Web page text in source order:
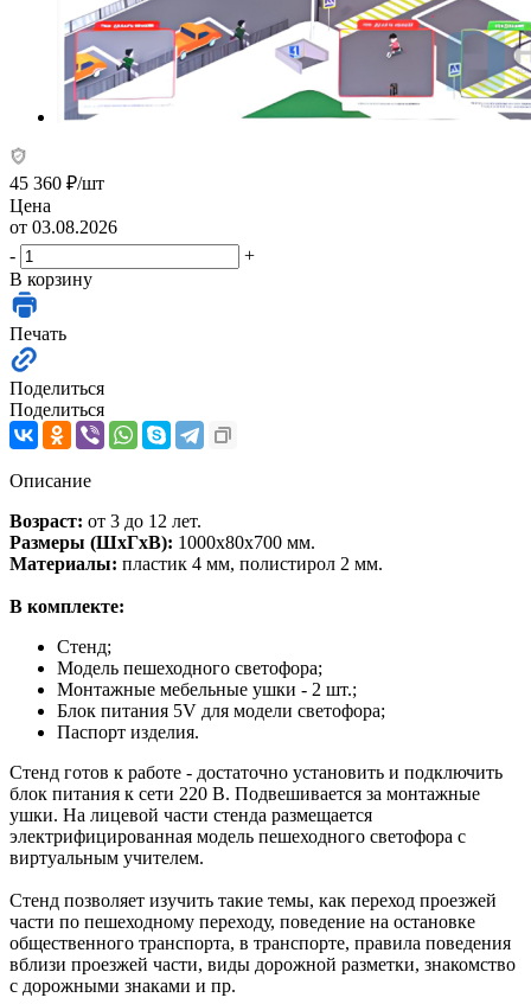
45 360 ₽/шт
Цена
от 03.08.2026
-
+
В корзину
Печать
Поделиться
Поделиться
Описание
Возраст: от 3 до 12 лет.
Размеры (ШхГхВ): 1000х80х700 мм.
Материалы: пластик 4 мм, полистирол 2 мм.
В комплекте:
Стенд;
Модель пешеходного светофора;
Монтажные мебельные ушки - 2 шт.;
Блок питания 5V для модели светофора;
Паспорт изделия.
Стенд готов к работе - достаточно установить и подключить
блок питания к сети 220 В. Подвешивается за монтажные
ушки. На лицевой части стенда размещается
электрифицированная модель пешеходного светофора с
виртуальным учителем.
Стенд позволяет изучить такие темы, как переход проезжей
части по пешеходному переходу, поведение на остановке
общественного транспорта, в транспорте, правила поведения
вблизи проезжей части, виды дорожной разметки, знакомство
с дорожными знаками и пр.